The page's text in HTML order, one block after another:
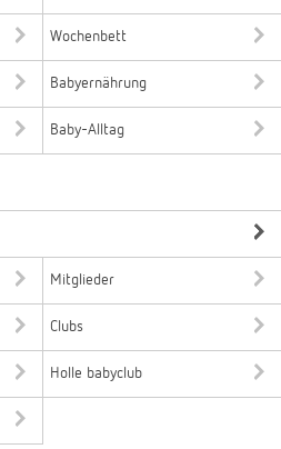
Wochenbett
Babyernährung
Baby-Alltag
Mitglieder
Clubs
Holle babyclub